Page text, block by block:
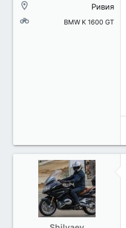
Ривия
BMW K 1600 GT